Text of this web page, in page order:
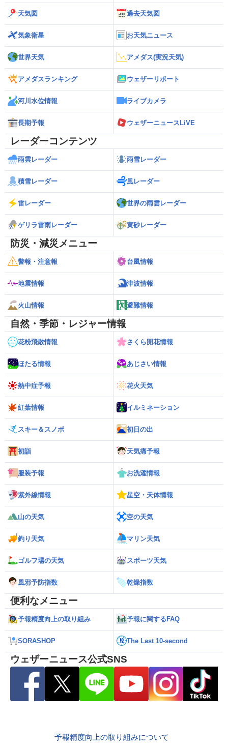
天気図 過去天気図
気象衛星 お天気ニュース
世界天気 アメダス(実況天気)
アメダスランキング ウェザーリポート
河川水位情報 ライブカメラ
長期予報 ウェザーニュースLiVE
レーダーコンテンツ
雨雲レーダー 雨雪レーダー
積雪レーダー 風レーダー
雷レーダー 世界の雨雲レーダー
ゲリラ雷雨レーダー 黄砂レーダー
防災・減災メニュー
警報・注意報 台風情報
地震情報 津波情報
火山情報 避難情報
自然・季節・レジャー情報
花粉飛散情報 さくら開花情報
ほたる情報 あじさい情報
熱中症予報 花火天気
紅葉情報 イルミネーション
スキー＆スノボ 初日の出
初詣 天気痛予報
服装予報 お洗濯情報
紫外線情報 星空・天体情報
山の天気 空の天気
釣り天気 マリン天気
ゴルフ場の天気 スポーツ天気
風邪予防指数 乾燥指数
便利なメニュー
予報精度向上の取り組み 予報に関するFAQ
SORASHOP The Last 10-second
ウェザーニュース公式SNS
予報精度向上の取り組みについて